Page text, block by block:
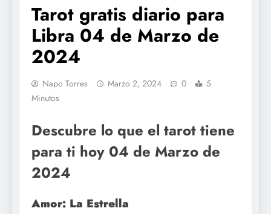
Tarot gratis diario para
Libra 04 de Marzo de
2024
Napo Torres Marzo 2, 2024 0
5
Minutos
Descubre lo que el tarot tiene
para ti hoy 04 de Marzo de
2024
Amor: La Estrella